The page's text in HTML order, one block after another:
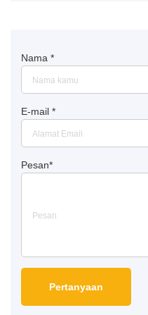
Nama *
E-mail *
Pesan*